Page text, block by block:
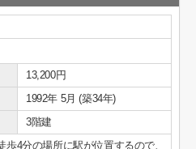
13,200円
1992年 5月 (築34年)
3階建
4分の場所に駅が位置するので、